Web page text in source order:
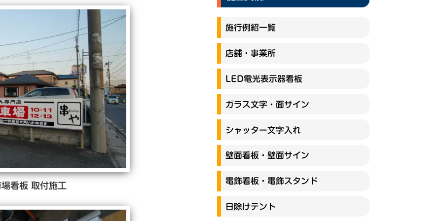
看板 取付施工
施行例紹一覧
店舗・事業所
LED電光表示器看板
ガラス文字・面サイン
シャッター文字入れ
壁面看板・壁面サイン
電飾看板・電飾スタンド
日除けテント